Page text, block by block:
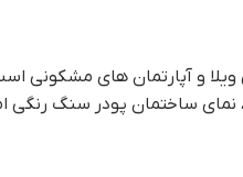
ویلا و آپارتمان های مشکونی
نماي ساختمان پودر سنگ